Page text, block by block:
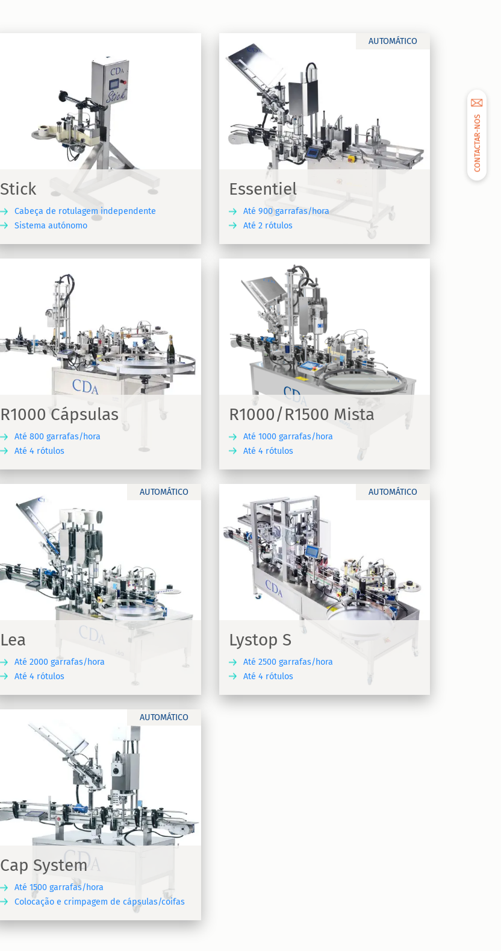
CONTACTAR-NOS
Stick
Cabeça de rotulagem independente
Sistema autónomo
AUTOMÁTICO
Essentiel
Até 900 garrafas/hora
Até 2 rótulos
Essentiel
Rotuladora para rótulos adesivos Essentiel
R1000 Cápsulas
Até 800 garrafas/hora
Até 4 rótulos
R1000/R1500 Mista
Até 1000 garrafas/hora
Até 4 rótulos
R1000/R1500 Mista
Rotuladora automática para rotulagem de
vinhos tranquilos e espumantes
R1000/R1500 Mixte
AUTOMÁTICO
Lea
Até 2000 garrafas/hora
Até 4 rótulos
AUTOMÁTICO
Lystop S
Até 2500 garrafas/hora
Até 4 rótulos
Lystop S
Máquina automática de rotulagem e
crimpagem para aplicação de rótulos
adesivos em garrafas de vinho Lystop S
AUTOMÁTICO
Cap System
Até 1500 garrafas/hora
Colocação e crimpagem de cápsulas/coifas